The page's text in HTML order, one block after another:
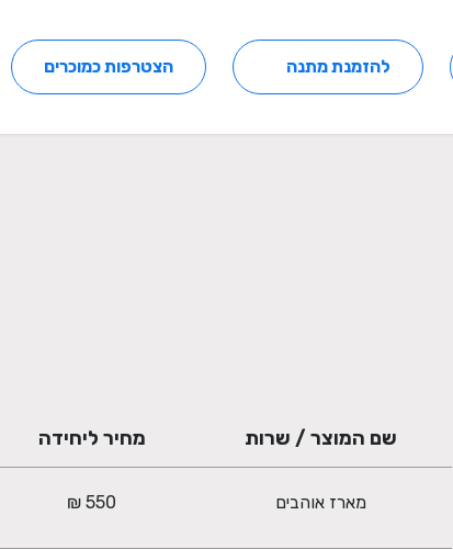
להזמנת מתנה הצטרפות כמוכרים
שם המוצר / שרות מחיר ליחידה
מארז אוהבים 550 ₪